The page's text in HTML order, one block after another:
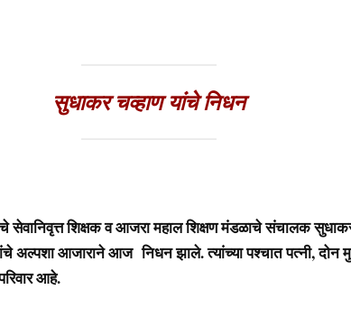
सुधाकर चव्हाण यांचे निधन
शिक्षक व आजरा महाल शिक्षण मंडळाचे संचालक
अल्पशा आजाराने आज निधन झाले. त्यांच्या पश्चात पत्नी, दोन
आहे.